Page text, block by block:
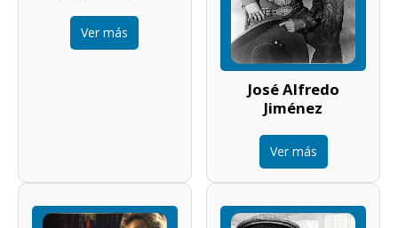
Ver más
José Alfredo
Jiménez
Ver más